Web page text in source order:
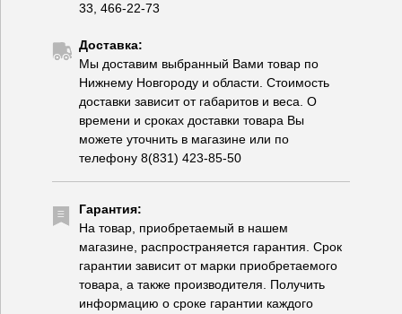
33, 466-22-73
Доставка:
Мы доставим выбранный Вами товар по
Нижнему Новгороду и области. Стоимость
доставки зависит от габаритов и веса. О
времени и сроках доставки товара Вы
можете уточнить в магазине или по
телефону 8(831) 423-85-50
Гарантия:
На товар, приобретаемый в нашем
магазине, распространяется гарантия. Срок
гарантии зависит от марки приобретаемого
товара, а также производителя. Получить
информацию о сроке гарантии каждого